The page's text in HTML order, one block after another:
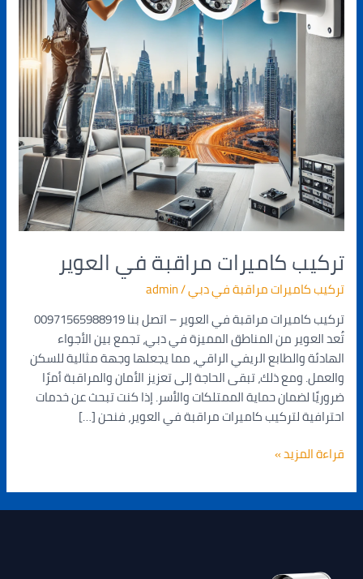
تركيب كاميرات مراقبة في العوير
تركيب كاميرات مراقبة في دبي/
admin
تركيب كاميرات مراقبة في العوير – اتصل بنا 00971565988919
تُعد العوير من المناطق المميزة في دبي، تجمع بين الأجواء
الهادئة والطابع الريفي الراقي، مما يجعلها وجهة مثالية للسكن
والعمل. ومع ذلك، تبقى الحاجة إلى تعزيز الأمان والمراقبة أمرًا
ضروريًا لضمان حماية الممتلكات والأسر. إذا كنت تبحث عن خدمات
احترافية لتركيب كاميرات مراقبة في العوير، فنحن […]
قراءة المزيد »